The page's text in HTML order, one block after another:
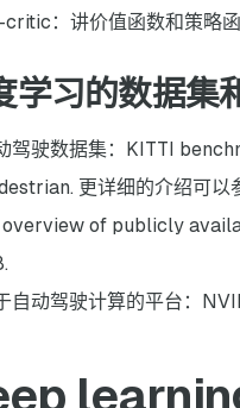
：讲价值函数和策略
学习的数据集
驾驶数据集：KITTI
更详细的介绍可
of publicly
自动驾驶计算的平台：